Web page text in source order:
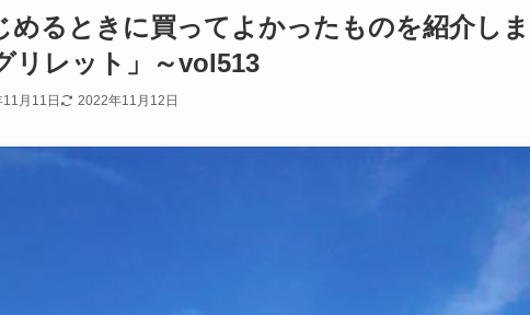
めるときに買ってよかったものを紹介し
リレット」～vol513
月11日 2022年11月12日